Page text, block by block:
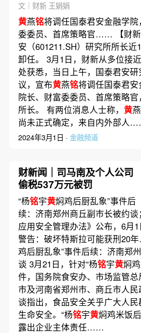
文｜财新 王娟娟
黄燕铭将调任国泰君安金融学
委委员、首席策略官…… 【财
安（601211.SH）研究所所长近
卸任。 3月1日，财新从多位接
处获悉，当日上午，国泰君安
议，宣布黄燕铭将调任国泰君
院长、财富委委员、首席策略
所长。 有两位消息人士称， 黄燕
尚未正式确定，来自内外部人
2024年3月1日 · 金融频道
财新闻｜司马南及个人公司
偷税537万元被罚
“杨铭宇黄焖鸡后厨乱象”事件后
续：济南郑州商丘副市长被约
应用安全管理办法》公布，6月
警告：破坏特斯拉可能获刑20
鸡后厨乱象”事件后续：济南郑
谈 3月21日，针对“杨铭宇黄焖
件，国务院食安办、市场监管
市及河南省郑州市、商丘市人
谈指出，食品安全关乎广大人
生命安全。“杨铭宇黄焖鸡米饭
露出企业主体责任……